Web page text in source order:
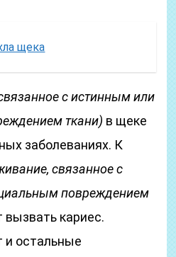
щека
с истинным или
ткани) в щеке
заболеваниях. К
связанное с
повреждением
кариес.
и остальные